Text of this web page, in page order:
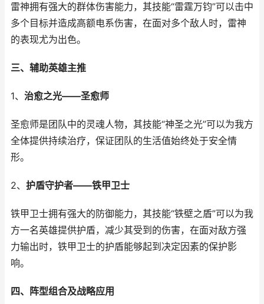
雷神拥有强大的群体伤害能力，其技能“雷霆万钧”可以击中
多个目标并造成高额电系伤害，在面对多个敌人时，雷神
的表现尤为出色。
三、辅助英雄主推
1、 治愈之光——圣愈师
圣愈师是团队中的灵魂人物，其技能“神圣之光”可以为我方
全体提供持续治疗，保证团队的生活值始终处于安全情
形。
2、 护盾守护者——铁甲卫士
铁甲卫士拥有强大的防御能力，其技能“铁壁之盾”可以为我
方一名英雄提供护盾，减少其受到的伤害，在面对敌方强
力输出时，铁甲卫士的护盾能够起到决定因素的保护影
响。
四、阵型组合及战略应用